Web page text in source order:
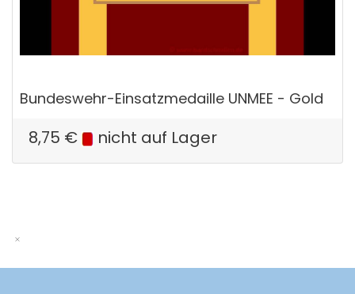
Bundeswehr-Einsatzmedaille UNMEE - Gold
8,75 € nicht auf Lager